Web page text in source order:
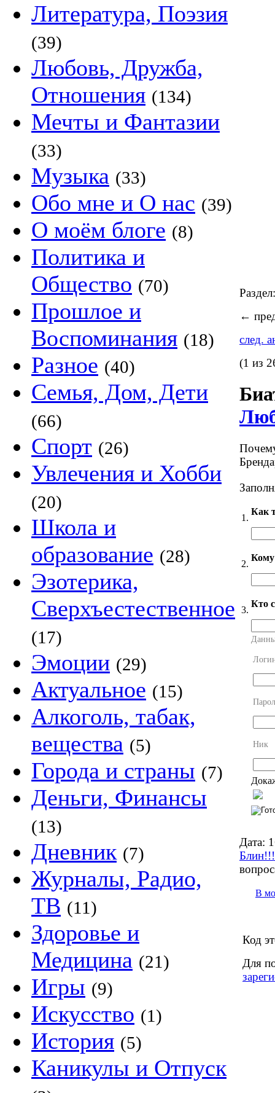
Литература, Поэзия
(39)
Любовь, Дружба,
Отношения (134)
Мечты и Фантазии
(33)
Музыка (33)
Обо мне и О нас (39)
О моём блоге (8)
Политика и
Общество (70)
Прошлое и
Воспоминания (18)
Разное (40)
Семья, Дом, Дети
(66)
Спорт (26)
Увлечения и Хобби
(20)
Школа и
образование (28)
Эзотерика,
Сверхъестественное
(17)
Эмоции (29)
Актуальное (15)
Алкоголь, табак,
вещества (5)
Города и страны (7)
Деньги, Финансы
(13)
Дневник (7)
Журналы, Радио,
ТВ (11)
Здоровье и
Медицина (21)
Игры (9)
Искусство (1)
История (5)
Каникулы и Отпуск
←
след.
(1 из
1.
Как
2.
Кому
3.
Кто
Ник
Дата:
В
Код
Для